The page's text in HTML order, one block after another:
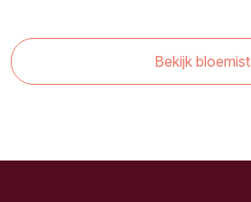
Bekijk bloemist